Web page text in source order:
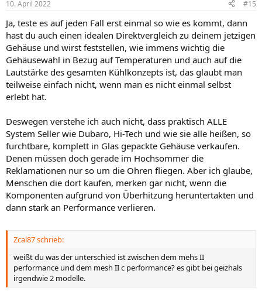
deine Komponenten mit anderem Lüftungskonzept kühler bleiben -
die Abwärme, die sie dabei produzieren, bleibt aber die Selbe und
die geht weiterhin an die Umgebungsluft. Helfen würde hier nur
Undervolting oder ein striktes Powerlimit.
Tatsächlich hat das B550M Aorus Elite nur drei Lüfterheader.
Vermutlich kannst du bis zu drei langsam drehende, also wenig
Strom benötigende Lüfter auch an einem einzelnen Lüfterheader
betreiben (mit Daisy Chaining bzw. Y-Adapterkabel).
Aber wie schon gesagt: ich würde das Ganze erst einmal im
Auslieferzustand testen. Meiner Einschätzung nach machst du dir
zu viele Gedanken - und ich habe das Lancool II Mesh Performance
auch lange nicht für so gut gehalten, trotz des Videos von
GamersNexus. Letzten Endes hat mich das Gehäuse aber nochmals
mehr überrascht - im positiven Sinne natürlich.
e
:
10. April 2022 #15
Ja, teste es auf jeden Fall erst einmal so wie es kommt, dann
hast du auch einen idealen Direktvergleich zu deinem jetzigen
Gehäuse und wirst feststellen, wie immens wichtig die
Gehäusewahl in Bezug auf Temperaturen und auch auf die
Lautstärke des gesamten Kühlkonzepts ist, das glaubt man
teilweise einfach nicht, wenn man es nicht einmal selbst
erlebt hat.
Deswegen verstehe ich auch nicht, dass praktisch ALLE
System Seller wie Dubaro, Hi-Tech und wie sie alle heißen, so
furchtbare, komplett in Glas gepackte Gehäuse verkaufen.
Denen müssen doch gerade im Hochsommer die
Reklamationen nur so um die Ohren fliegen. Aber ich glaube,
Menschen die dort kaufen, merken gar nicht, wenn die
Komponenten aufgrund von Überhitzung heruntertakten und
dann stark an Performance verlieren.
Zcal87 schrieb:
weißt du was der unterschied ist zwischen dem mehs II
performance und dem mesh II c performance? es gibt bei geizhals
irgendwie 2 modelle.